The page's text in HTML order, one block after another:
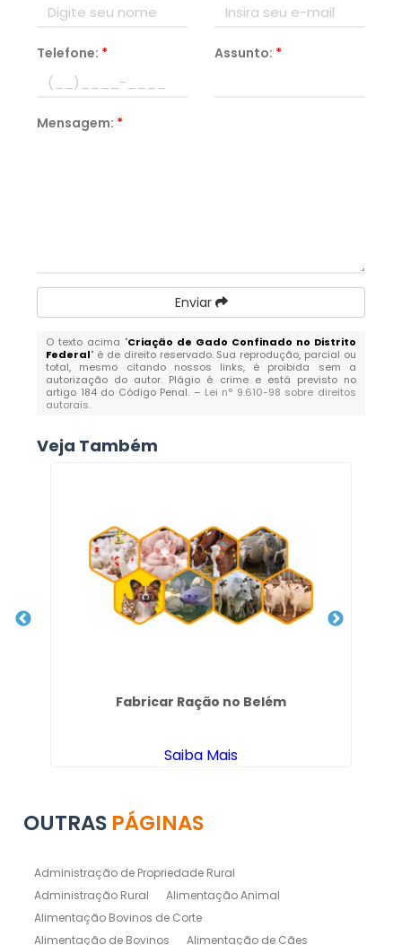
Telefone: * Assunto: *
Mensagem: *
Enviar
O texto acima "Criação de Gado Confinado no Distrito
Federal" é de direito reservado. Sua reprodução, parcial ou
total, mesmo citando nossos links, é proibida sem a
autorização do autor. Plágio é crime e está previsto no
artigo 184 do Código Penal. – Lei n° 9.610-98 sobre direitos
autorais.
Veja Também
Fabricar Ração no Belém
Saiba Mais
OUTRAS PÁGINAS
Administração de Propriedade Rural
Administração Rural
Alimentação Animal
Alimentação Bovinos de Corte
Alimentação de Bovinos
Alimentação de Cães